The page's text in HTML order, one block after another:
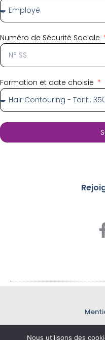
Numéro de Sécurité Sociale
Formation et date choisie
Nous utilisons des